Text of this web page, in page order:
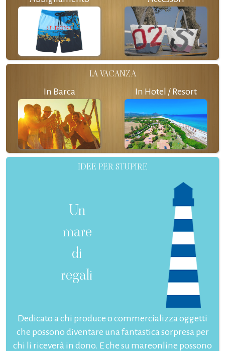
LA VACANZA
In Barca In Hotel / Resort
IDEE PER STUPIRE
Un
mare
di
regali
Dedicato a chi produce o commercializza oggetti
che possono diventare una fantastica sorpresa per
chi li riceverà in dono. E che su mareonline possono